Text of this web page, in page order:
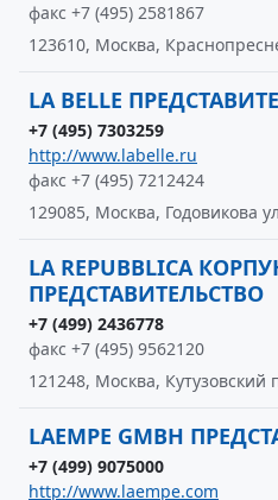
факс +7 (495) 2581867
123610, Москва,
LA BELLE
+7 (495) 7303259
http://www.labelle.ru
факс +7 (495) 7212424
129085, Москва, Годовикова
LA REPUBBLICA
ПРЕДСТАВИТЕЛЬСТВО
+7 (499) 2436778
факс +7 (495) 9562120
121248, Москва, Кутузовский
LAEMPE GMBH
+7 (499) 9075000
http://www.laempe.com